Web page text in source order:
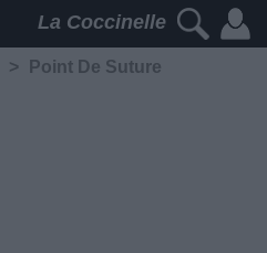
La Coccinelle
> Point De Suture